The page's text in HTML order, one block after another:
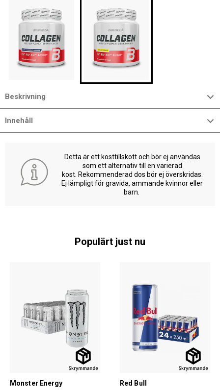
Beskrivning
Innehåll
Detta är ett kosttillskott och bör ej användas
som ett alternativ till en varierad
kost. Rekommenderad dos bör ej överskridas.
Ej lämpligt för gravida, ammande kvinnor eller
barn.
Populärt just nu
Monster Energy
Red Bull